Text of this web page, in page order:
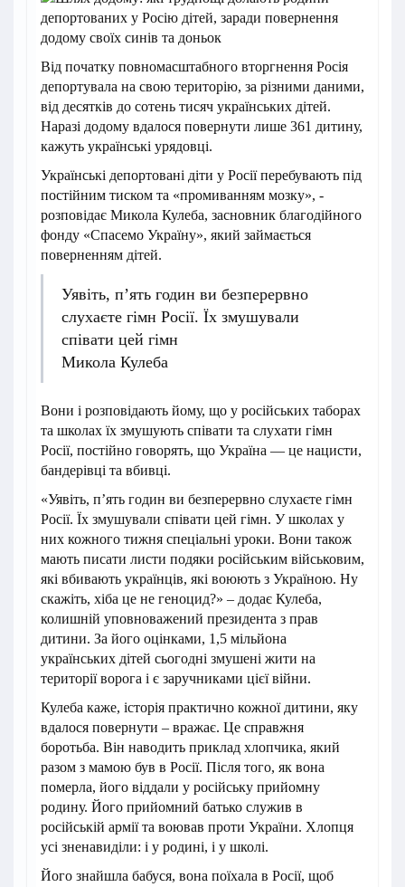
Від початку повномасштабного вторгнення Росія
депортувала на свою територію, за різними даними,
від десятків до сотень тисяч українських дітей.
Наразі додому вдалося повернути лише 361 дитину,
кажуть українські урядовці.
Українські депортовані діти у Росії перебувають під
постійним тиском та «промиванням мозку», -
розповідає Микола Кулеба, засновник благодійного
фонду «Спасемо Україну», який займається
поверненням дітей.
Уявіть, п’ять годин ви безперервно
слухаєте гімн Росії. Їх змушували
співати цей гімн
Микола Кулеба
Вони і розповідають йому, що у російських таборах
та школах їх змушують співати та слухати гімн
Росії, постійно говорять, що Україна — це нацисти,
бандерівці та вбивці.
«Уявіть, п’ять годин ви безперервно слухаєте гімн
Росії. Їх змушували співати цей гімн. У школах у
них кожного тижня спеціальні уроки. Вони також
мають писати листи подяки російським військовим,
які вбивають українців, які воюють з Україною. Ну
скажіть, хіба це не геноцид?» – додає Кулеба,
колишній уповноважений президента з прав
дитини. За його оцінками, 1,5 мільйона
українських дітей сьогодні змушені жити на
території ворога і є заручниками цієї війни.
Кулеба каже, історія практично кожної дитини, яку
вдалося повернути – вражає. Це справжня
боротьба. Він наводить приклад хлопчика, який
разом з мамою був в Росії. Після того, як вона
померла, його віддали у російську прийомну
родину. Його прийомний батько служив в
російській армії та воював проти України. Хлопця
усі зненавиділи: і у родині, і у школі.
Його знайшла бабуся, вона поїхала в Росії, щоб